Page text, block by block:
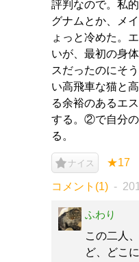
評判なので。私
グナムとか、メ
ょっと冷めた。
いが、最初の身
スだったのにそ
い高飛車な猫と
る余裕のあるエ
する。②で自分
る。
ナイス ★17
コメント(1)
ふわり
この二人
ど、どこ